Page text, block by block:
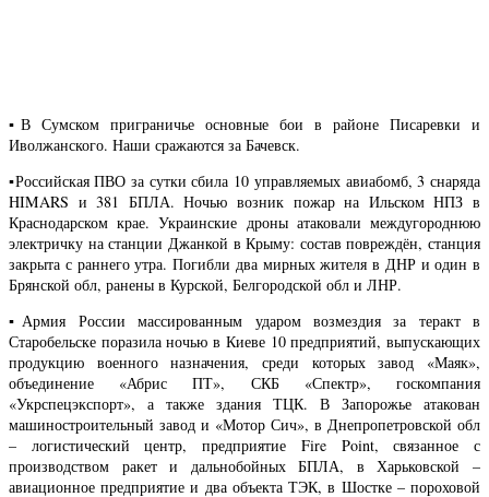
▪️В Сумском приграничье основные бои в районе Писаревки и
Иволжанского. Наши сражаются за Бачевск.
▪️Российская ПВО за сутки сбила 10 управляемых авиабомб, 3 снаряда
HIMARS и 381 БПЛА. Ночью возник пожар на Ильском НПЗ в
Краснодарском крае. Украинские дроны атаковали междугороднюю
электричку на станции Джанкой в Крыму: состав повреждён, станция
закрыта с раннего утра. Погибли два мирных жителя в ДНР и один в
Брянской обл, ранены в Курской, Белгородской обл и ЛНР.
▪️Армия России массированным ударом возмездия за теракт в
Старобельске поразила ночью в Киеве 10 предприятий, выпускающих
продукцию военного назначения, среди которых завод «Маяк»,
объединение «Абрис ПТ», СКБ «Спектр», госкомпания
«Укрспецэкспорт», а также здания ТЦК. В Запорожье атакован
машиностроительный завод и «Мотор Сич», в Днепропетровской обл
– логистический центр, предприятие Fire Point, связанное с
производством ракет и дальнобойных БПЛА, в Харьковской –
авиационное предприятие и два объекта ТЭК, в Шостке – пороховой